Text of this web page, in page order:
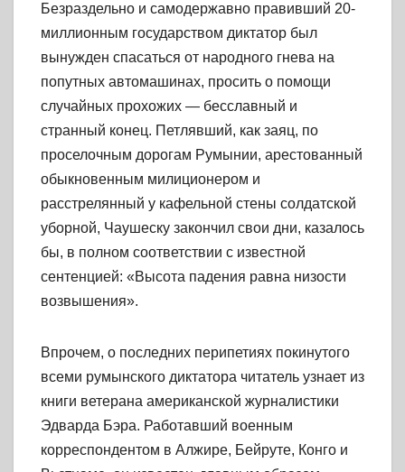
Безраздельно и самодержавно правивший 20-
миллионным государством диктатор был
вынужден спасаться от народного гнева на
попутных автомашинах, просить о помощи
случайных прохожих — бесславный и
странный конец. Петлявший, как заяц, по
проселочным дорогам Румынии, арестованный
обыкновенным милиционером и
расстрелянный у кафельной стены солдатской
уборной, Чаушеску закончил свои дни, казалось
бы, в полном соответствии с известной
сентенцией: «Высота падения равна низости
возвышения».
Впрочем, о последних перипетиях покинутого
всеми румынского диктатора читатель узнает из
книги ветерана американской журналистики
Эдварда Бэра. Работавший военным
корреспондентом в Алжире, Бейруте, Конго и